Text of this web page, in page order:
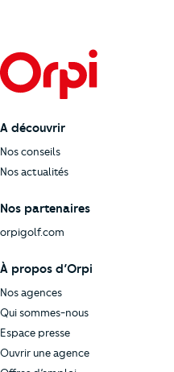
A découvrir
Nos conseils
Nos actualités
Nos partenaires
orpigolf.com
À propos d’Orpi
Nos agences
Qui sommes-nous
Espace presse
Ouvrir une agence